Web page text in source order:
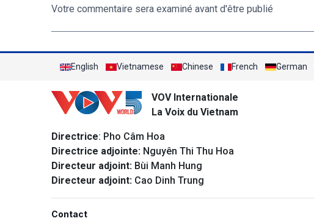
Votre commentaire sera examiné avant d'être publié
English Vietnamese Chinese French German
VOV Internationale
La Voix du Vietnam
Directrice: Pho Câm Hoa
Directrice adjointe: Nguyên Thi Thu Hoa
Directeur adjoint: Bùi Manh Hung
Directeur adjoint: Cao Dinh Trung
Contact